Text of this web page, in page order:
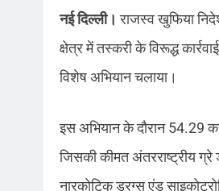
नई दिल्ली। राजस्व खुफिया
क्षेत्र में तस्करी के विरूद्ध
विशेष अभियान चलाया।
इस अभियान के दौरान 54.29
जिसकी कीमत अंतरराष्ट्रीय
नारकोटिक ड्रग्स एंड